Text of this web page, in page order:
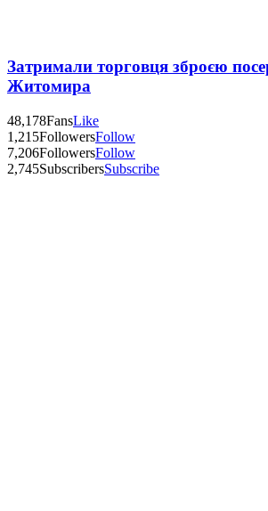
Затримали торговця зброєю
Житомира
48,178FansLike
1,215FollowersFollow
7,206FollowersFollow
2,745SubscribersSubscribe